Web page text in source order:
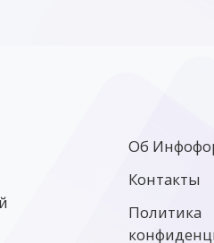
Об
Контакты
Политика